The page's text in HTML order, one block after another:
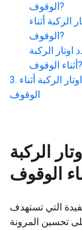
الوقوف?
الركبة أثناء
الوقوف?
اوتار الركبة
أثناء الوقوف?
الركبة أثناء
الوقوف
الركبة
الوقوف
التي تستهدف
تحسين المرونة